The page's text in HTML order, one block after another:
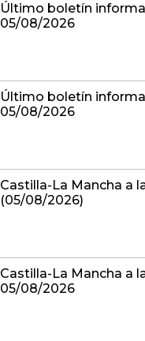
Último boletín
05/08/2026
Último boletín
05/08/2026
Castilla-La Mancha a
(05/08/2026)
Castilla-La Mancha a
05/08/2026